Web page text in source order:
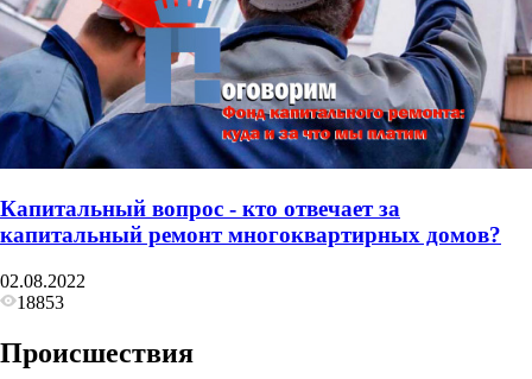
Капитальный вопрос - кто отвечает за
капитальный ремонт многоквартирных домов?
02.08.2022
18853
Происшествия